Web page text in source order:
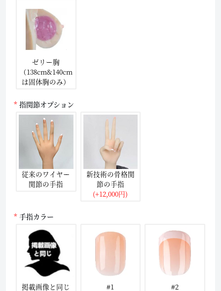
ゼリー胸
（138cm&140cm
は固体胸のみ）
指関節オプション
従来のワイヤー
関節の手指
新技術の骨格関
節の手指
(+12,000円)
手指カラー
掲載画像と同じ #1 #2